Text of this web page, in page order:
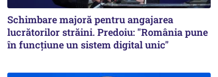
Schimbare majoră pentru angajarea
lucrătorilor străini. Predoiu: "România pune
în funcțiune un sistem digital unic"